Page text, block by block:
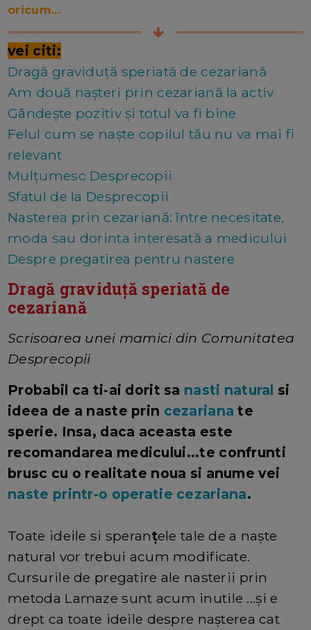
oricum...
vei citi:
Dragă graviduță speriată de cezariană
Am două nașteri prin cezariană la activ
Gândește pozitiv și totul va fi bine
Felul cum se naște copilul tău nu va mai fi
relevant
Mulțumesc Desprecopii
Sfatul de la Desprecopii
Nasterea prin cezariană: între necesitate,
moda sau dorinta interesată a medicului
Despre pregatirea pentru nastere
Dragă graviduță speriată de
cezariană
Scrisoarea unei mamici din Comunitatea
Desprecopii
Probabil ca ti-ai dorit sa nasti natural si
ideea de a naste prin cezariana te
sperie. Insa, daca aceasta este
recomandarea medicului...te confrunti
brusc cu o realitate noua si anume vei
naste printr-o operatie cezariana.
Toate ideile si speranțele tale de a naște
natural vor trebui acum modificate.
Cursurile de pregatire ale nasterii prin
metoda Lamaze sunt acum inutile ...și e
drept ca toate ideile despre nașterea cat